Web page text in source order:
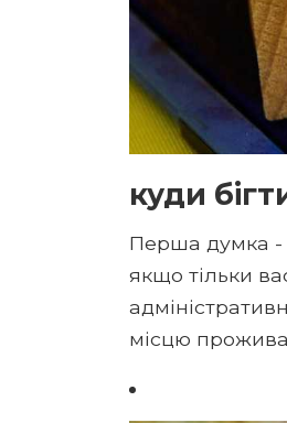
куди
Перша думка -
якщо тільки
місцю